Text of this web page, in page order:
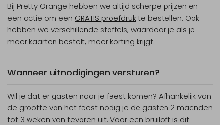
Bij Pretty Orange hebben we altijd scherpe prijzen en
een actie om een GRATIS proefdrukte bestellen. Ook
hebben we verschillende staffels, waardoor je als je
meer kaarten bestelt, meer korting krijgt.
Wanneer uitnodigingen versturen?
Wil je dat er gasten naar je feest komen? Afhankelijk van
de grootte van het feest nodig je de gasten 2 maanden
tot 3 weken van tevoren uit. Voor een bruiloft is dit